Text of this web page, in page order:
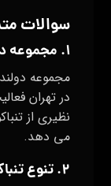
سوالات
۱. مجموعه دولند چه خدماتی ارائه می‌دهد؟
مجموعه
در تهران
نظیری از
می‌ دهد.
۲. تنوع تنباکو ها چگونه است؟